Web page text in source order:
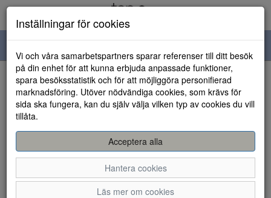
navigation
HEM
Inställningar för cookies
Vi och våra samarbetspartners sparar referenser till ditt besök
på din enhet för att kunna erbjuda anpassade funktioner,
spara besöksstatistik och för att möjliggöra personifierad
marknadsföring. Utöver nödvändiga cookies, som krävs för
sida ska fungera, kan du själv välja vilken typ av cookies du vill
tillåta.
Acceptera alla
Hantera cookies
Läs mer om cookies